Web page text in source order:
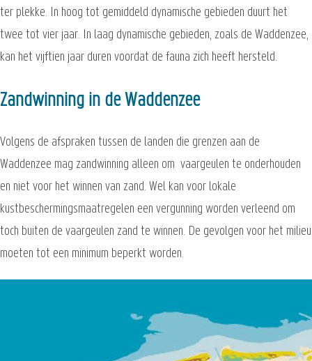
ter plekke. In hoog tot gemiddeld dynamische gebieden duurt het
twee tot vier jaar. In laag dynamische gebieden, zoals de Waddenzee,
kan het vijftien jaar duren voordat de fauna zich heeft hersteld.
Zandwinning in de Waddenzee
Volgens de afspraken tussen de landen die grenzen aan de
Waddenzee mag zandwinning alleen om vaargeulen te onderhouden
en niet voor het winnen van zand. Wel kan voor lokale
kustbeschermingsmaatregelen een vergunning worden verleend om
toch buiten de vaargeulen zand te winnen. De gevolgen voor het milieu
moeten tot een minimum beperkt worden.